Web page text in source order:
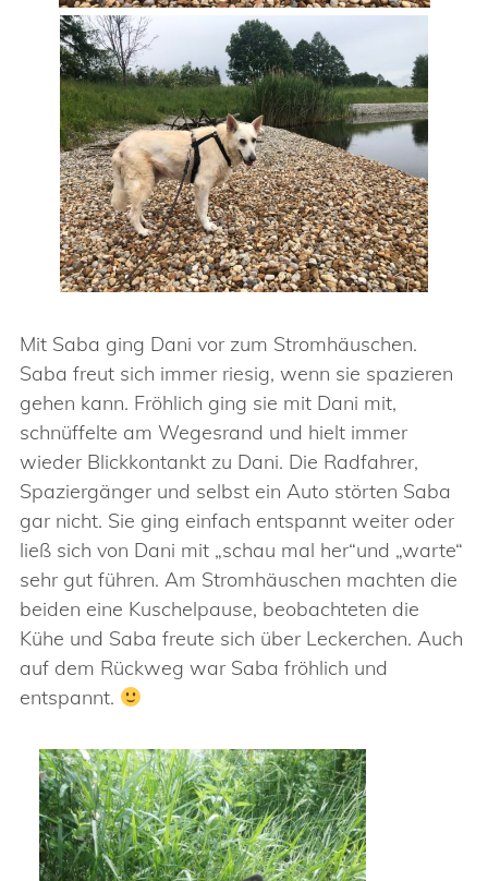
Mit Saba ging Dani vor zum Stromhäuschen.
Saba freut sich immer riesig, wenn sie spazieren
gehen kann. Fröhlich ging sie mit Dani mit,
schnüffelte am Wegesrand und hielt immer
wieder Blickkontankt zu Dani. Die Radfahrer,
Spaziergänger und selbst ein Auto störten Saba
gar nicht. Sie ging einfach entspannt weiter oder
ließ sich von Dani mit „schau mal her“und „warte“
sehr gut führen. Am Stromhäuschen machten die
beiden eine Kuschelpause, beobachteten die
Kühe und Saba freute sich über Leckerchen. Auch
auf dem Rückweg war Saba fröhlich und
entspannt.